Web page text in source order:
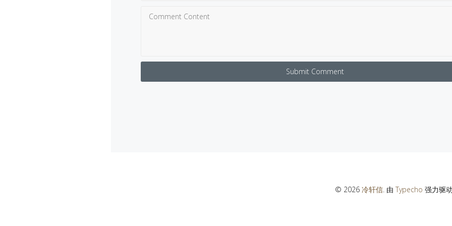
Submit Comment
© 2026 冷轩信. 由 Typecho 强力驱